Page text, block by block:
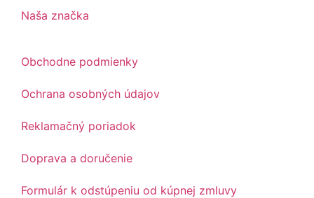
Naša značka
Obchodne podmienky
Ochrana osobných údajov
Reklamačný poriadok
Doprava a doručenie
Formulár k odstúpeniu od kúpnej zmluvy